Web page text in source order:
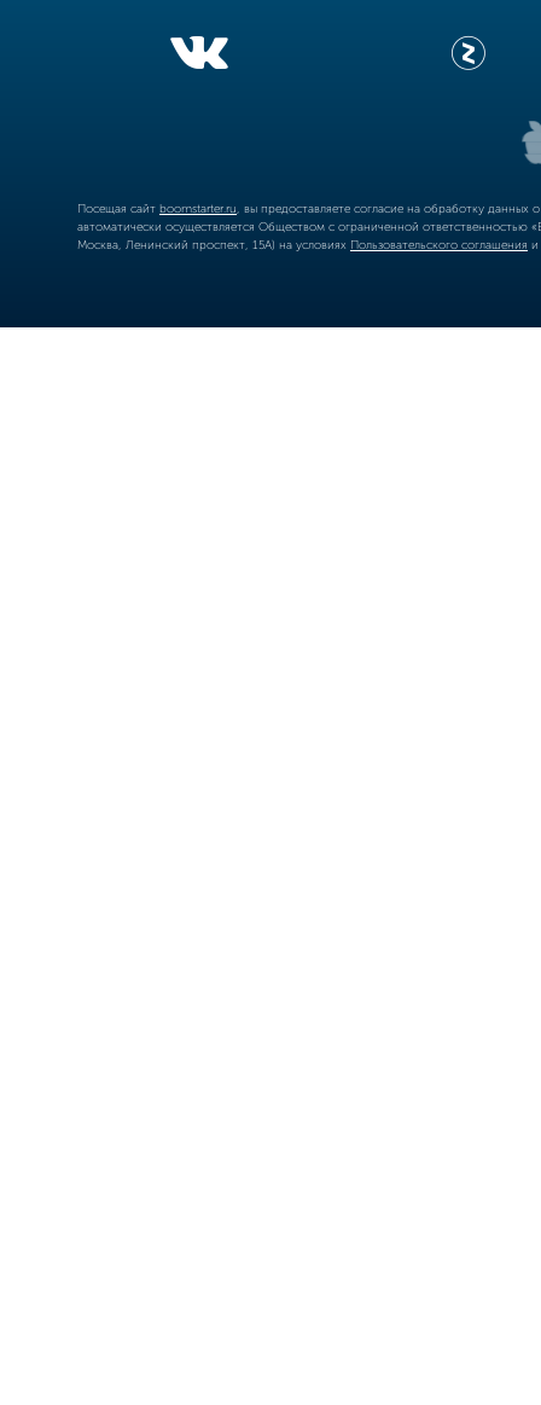
Посещая сайт boomstarter.ru , вы предоставляете согласие на обработку
автоматически осуществляется Обществом с ограниченной
Москва, Ленинский проспект, 15А) на условиях Пользовательского соглашения и